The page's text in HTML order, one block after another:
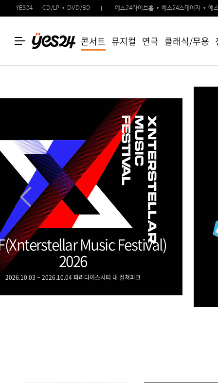
YES24 CD/LP DVD/BD 예스24라이브홀 예스24스테이지 예
콘서트 뮤지컬 연극 클래식/무용
Music Festival)
2026
2026.10.03 ~ 2026.10.04 파라다이스시티 내 컬쳐파크